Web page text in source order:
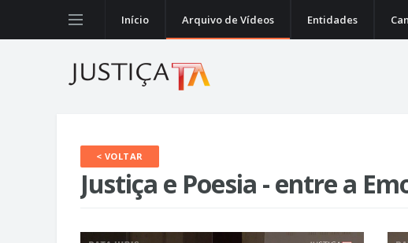
Início Arquivo de Vídeos Entidades
< VOLTAR
Justiça e Poesia - entre a